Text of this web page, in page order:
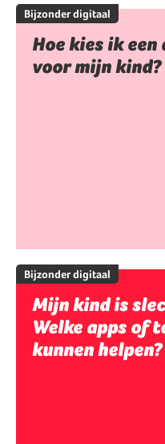
Bijzonder digitaal
Hoe kies ik
voor mijn kind?
Bijzonder digitaal
Mijn kind is
Welke apps of
kunnen helpen?